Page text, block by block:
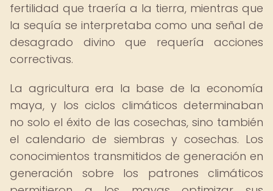
fertilidad que traería a la tierra, mientras que
la sequía se interpretaba como una señal de
desagrado divino que requería acciones
correctivas.
La agricultura era la base de la economía
maya, y los ciclos climáticos determinaban
no solo el éxito de las cosechas, sino también
el calendario de siembras y cosechas. Los
conocimientos transmitidos de generación en
generación sobre los patrones climáticos